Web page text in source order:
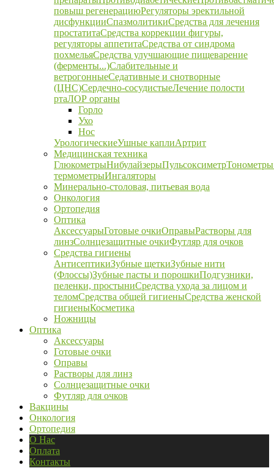
повыш регенерациюРегуляторы эректильной
дисфункцииСпазмолитикиСредства для лечения
простатитаСредства коррекции фигуры,
регуляторы аппетитаСредства от синдрома
похмельяСредства улучшающие пищеварение
(ферменты...)Слабительные и
ветрогонныеСедативные и снотворные
(ЦНС)Сердечно-сосудистыеЛечение полости
ртаЛОР органы
Горло
Ухо
Нос
УрологическиеУшные каплиАртрит
Медицинская техника
ГлюкометрыНибулайзерыПульсоксиметрТонометры
термометрыИнгаляторы
Минерально-столовая, питьевая вода
Онкология
Ортопедия
Оптика
АксессуарыГотовые очкиОправыРастворы для
линзСолнцезащитные очкиФутляр для очков
Средства гигиены
АнтисептикиЗубные щеткиЗубные нити
(Флоссы)Зубные пасты и порошкиПодгузники,
пеленки, простыниСредства ухода за лицом и
теломСредства общей гигиеныСредства женской
гигиеныКосметика
Ножницы
Оптика
Аксессуары
Готовые очки
Оправы
Растворы для линз
Солнцезащитные очки
Футляр для очков
Вакцины
Онкология
Ортопедия
О Нас
Оплата
Контакты